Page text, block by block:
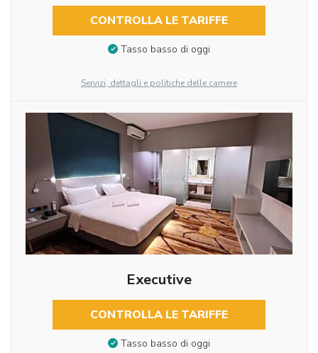
CONTROLLA LE TARIFFE
Tasso basso di oggi
Servizi, dettagli e politiche delle camere
Executive
CONTROLLA LE TARIFFE
Tasso basso di oggi